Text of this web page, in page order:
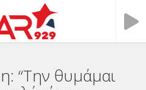
“Την θυμάμαι